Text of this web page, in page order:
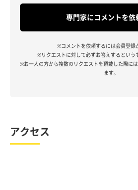
専門家にコメントを依
※コメントを依頼するには会員登録
※リクエストに対して必ずお答えするという
※お一人の方から複数のリクエストを頂戴した際に
ます。
アクセス